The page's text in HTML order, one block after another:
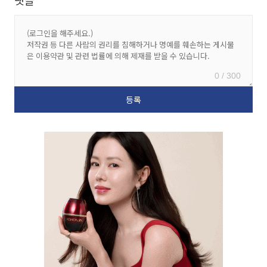
0 / 300